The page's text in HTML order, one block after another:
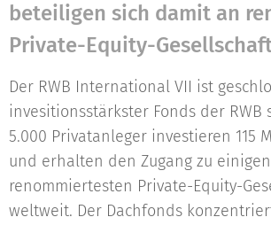
beteiligen sich damit an
Private-Equity-
Der RWB International VII ist
invesitionsstärkster Fonds der RWB
5.000 Privatanleger investieren 115
und erhalten den Zugang zu
renommiertesten Private-Equity-
weltweit. Der Dachfonds